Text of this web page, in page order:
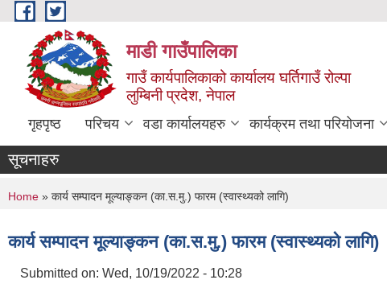
Skip to main content
माडी गाउँपालिका
गाउँ कार्यपालिकाको कार्यालय घर्तिगाउँ रोल्पा
लुम्बिनी प्रदेश, नेपाल
गृहपृष्ठ परिचय वडा कार्यालयहरु कार्यक्रम तथा परियोजना
सूचनाहरु
You are here
Home » कार्य सम्पादन मूल्याङ्कन (का.स.मु.) फारम (स्वास्थ्यको लागि)
कार्य सम्पादन मूल्याङ्कन (का.स.मु.) फारम (स्वास्थ्यको लागि)
Submitted on: Wed, 10/19/2022 - 10:28